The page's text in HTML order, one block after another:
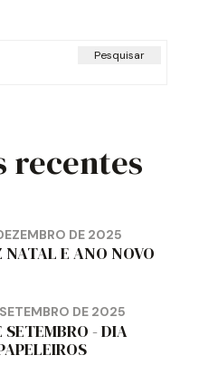
recentes
DE 2025
NATAL E ANO NOVO
DE 2025
SETEMBRO - DIA